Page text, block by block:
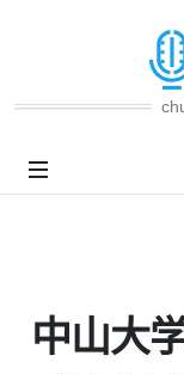
中山大